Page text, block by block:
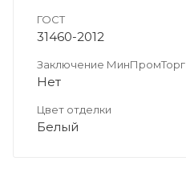
ГОСТ
31460-2012
Заключение МинПромТорг
Нет
Цвет отделки
Белый